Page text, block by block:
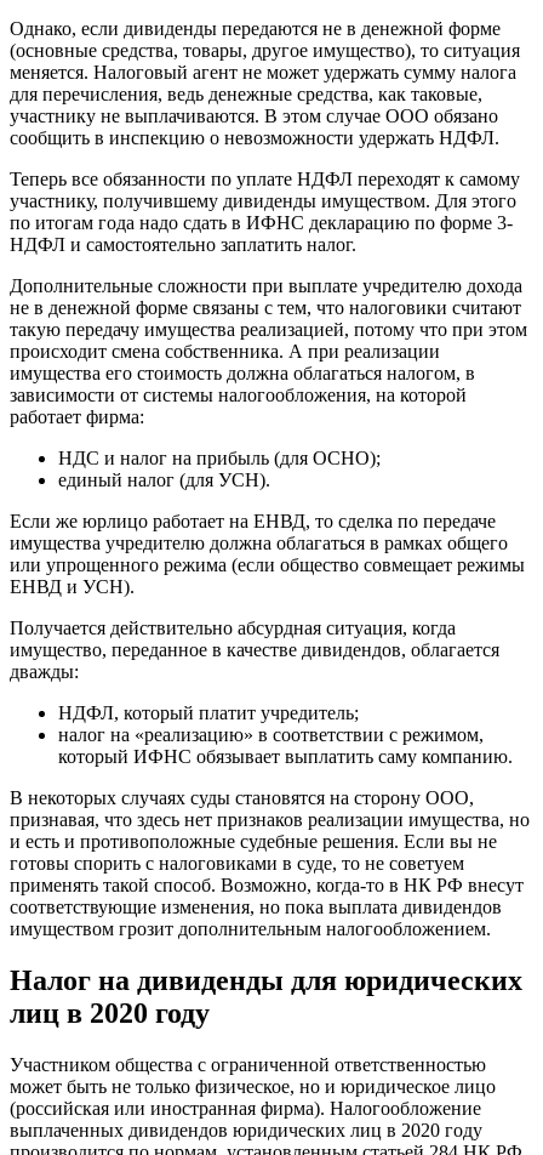
Однако, если дивиденды передаются не в денежной форме
(основные средства, товары, другое имущество), то ситуация
меняется. Налоговый агент не может удержать сумму налога
для перечисления, ведь денежные средства, как таковые,
участнику не выплачиваются. В этом случае ООО обязано
сообщить в инспекцию о невозможности удержать НДФЛ.
Теперь все обязанности по уплате НДФЛ переходят к самому
участнику, получившему дивиденды имуществом. Для этого
по итогам года надо сдать в ИФНС декларацию по форме 3-
НДФЛ и самостоятельно заплатить налог.
Дополнительные сложности при выплате учредителю дохода
не в денежной форме связаны с тем, что налоговики считают
такую передачу имущества реализацией, потому что при этом
происходит смена собственника. А при реализации
имущества его стоимость должна облагаться налогом, в
зависимости от системы налогообложения, на которой
работает фирма:
НДС и налог на прибыль (для ОСНО);
единый налог (для УСН).
Если же юрлицо работает на ЕНВД, то сделка по передаче
имущества учредителю должна облагаться в рамках общего
или упрощенного режима (если общество совмещает режимы
ЕНВД и УСН).
Получается действительно абсурдная ситуация, когда
имущество, переданное в качестве дивидендов, облагается
дважды:
НДФЛ, который платит учредитель;
налог на «реализацию» в соответствии с режимом,
который ИФНС обязывает выплатить саму компанию.
В некоторых случаях суды становятся на сторону ООО,
признавая, что здесь нет признаков реализации имущества, но
и есть и противоположные судебные решения. Если вы не
готовы спорить с налоговиками в суде, то не советуем
применять такой способ. Возможно, когда-то в НК РФ внесут
соответствующие изменения, но пока выплата дивидендов
имуществом грозит дополнительным налогообложением.
Налог на дивиденды для юридических
лиц в 2020 году
Участником общества с ограниченной ответственностью
может быть не только физическое, но и юридическое лицо
(российская или иностранная фирма). Налогообложение
выплаченных дивидендов юридических лиц в 2020 году